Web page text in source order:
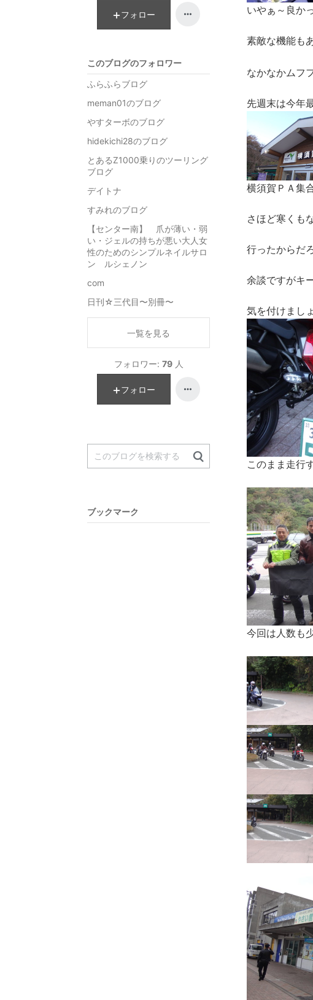
いやぁ～良か
素敵な機能も
なかなかムフ
先週末は今年
横須賀ＰＡ集
さほど寒くも
行ったからだ
余談ですがキ
気を付けまし
このまま走行
今回は人数も
フォロー
このブログのフォロワー
ふらふらブログ
meman01のブログ
やすターボのブログ
hidekichi28のブログ
とあるZ1000乗りのツーリング
ブログ
デイトナ
すみれのブログ
【センター南】 爪が薄い・弱
い・ジェルの持ちが悪い大人女
性のためのシンプルネイルサロ
ン ルシェノン
com
日刊☆三代目〜別冊〜
一覧を見る
フォロワー: 79 人
フォロー
ブックマーク